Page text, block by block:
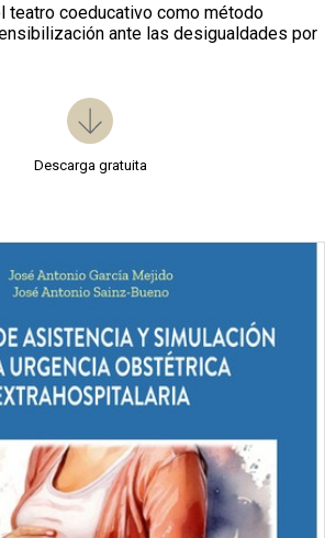
teatro coeducativo como método
ante las desigualdades por
Descarga gratuita